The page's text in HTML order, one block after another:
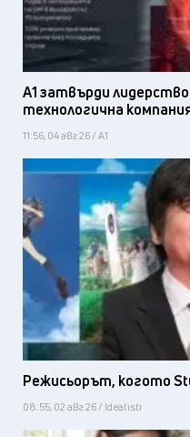
А1 затвърди
технологична
11:56, 04 авг 26 / А1
Режисьорът, когото
08:55, 02 авг 26 / Idealisti